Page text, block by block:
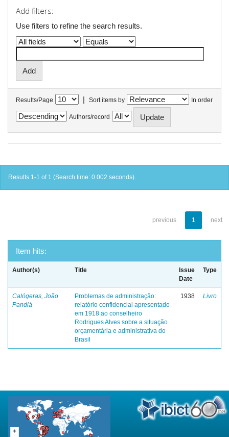
Add filters:
Use filters to refine the search results.
Results/Page | Sort items by In order
Authors/record
Results 1-1 of 1 (Search time: 0.002 seconds).
previous 1 next
Item hits:
Author(s) Title
Issue
Date
Type
Calógeras, João
Pandiá
Problemas de administração:
relatório confidencial apresentado
em 1918 ao conselheiro
Rodrigues Alves sobre a situação
orçamentária e administrativa do
Brasil
1938 Livro